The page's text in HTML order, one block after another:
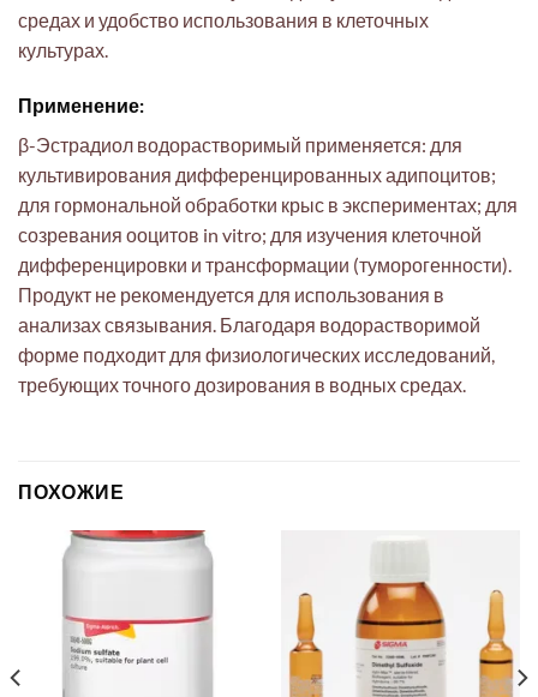
средах и удобство использования в клеточных
культурах.
Применение:
β-Эстрадиол водорастворимый применяется: для
культивирования дифференцированных адипоцитов;
для гормональной обработки крыс в экспериментах; для
созревания ооцитов in vitro; для изучения клеточной
дифференцировки и трансформации (туморогенности).
Продукт не рекомендуется для использования в
анализах связывания. Благодаря водорастворимой
форме подходит для физиологических исследований,
требующих точного дозирования в водных средах.
ПОХОЖИЕ